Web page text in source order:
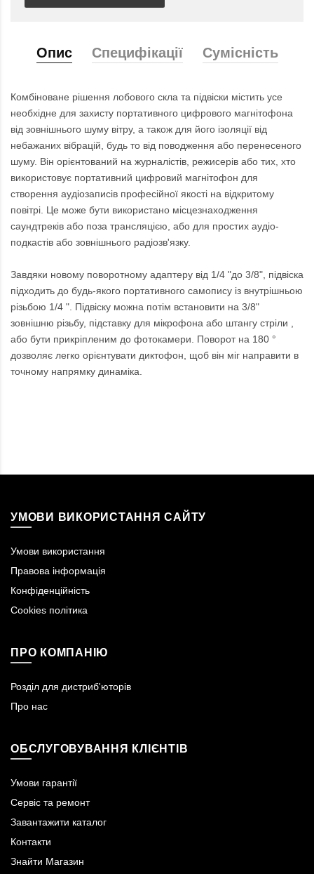
Опис Специфікації Сумісність
Комбіноване рішення лобового скла та підвіски містить усе
необхідне для захисту портативного цифрового магнітофона
від зовнішнього шуму вітру, а також для його ізоляції від
небажаних вібрацій, будь то від поводження або перенесеного
шуму. Він орієнтований на журналістів, режисерів або тих, хто
використовує портативний цифровий магнітофон для
створення аудіозаписів професійної якості на відкритому
повітрі. Це може бути використано місцезнаходження
саундтреків або поза трансляцією, або для простих аудіо-
подкастів або зовнішнього радіозв'язку.
Завдяки новому поворотному адаптеру від 1/4 "до 3/8", підвіска
підходить до будь-якого портативного самопису із внутрішньою
різьбою 1/4 ". Підвіску можна потім встановити на 3/8"
зовнішню різьбу, підставку для мікрофона або штангу стріли ,
або бути прикріпленим до фотокамери. Поворот на 180 °
дозволяє легко орієнтувати диктофон, щоб він міг направити в
точному напрямку динаміка.
УМОВИ ВИКОРИСТАННЯ САЙТУ
Умови використання
Правова інформація
Конфіденційність
Cookies політика
ПРО КОМПАНІЮ
Розділ для дистриб'юторів
Про нас
ОБСЛУГОВУВАННЯ КЛІЄНТІВ
Умови гарантії
Сервіс та ремонт
Завантажити каталог
Контакти
Знайти Магазин